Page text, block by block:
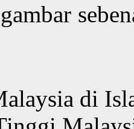
di